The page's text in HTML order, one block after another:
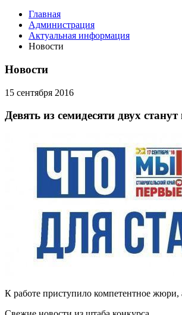
Главная
Администрация
Актуальная информация
Новости
Новости
15 сентября 2016
Девять из семидесяти двух
К работе приступило компетентное жюри,